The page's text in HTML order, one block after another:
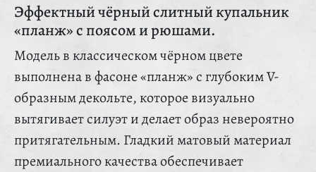
Эффектный чёрный слитный купальник
«планж» с поясом и рюшами.
Модель в классическом чёрном цвете
выполнена в фасоне «планж» с глубоким V-
образным декольте, которое визуально
вытягивает силуэт и делает образ невероятно
притягательным. Гладкий матовый материал
премиального качества обеспечивает